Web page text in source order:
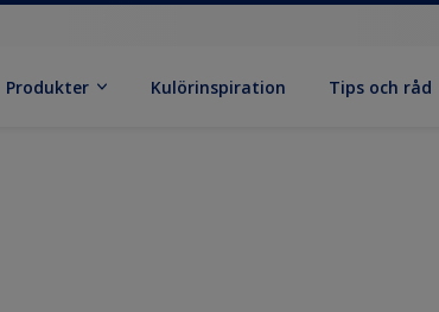
Produkter Kulörinspiration Tips och råd